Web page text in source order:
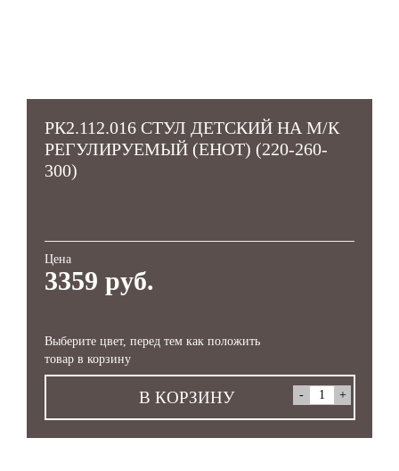
РК2.112.016 СТУЛ ДЕТСКИЙ НА М/К
РЕГУЛИРУЕМЫЙ (ЕНОТ) (220-260-
300)
Цена
3359 руб.
Выберите цвет, перед тем как положить
товар в корзину
В КОРЗИНУ